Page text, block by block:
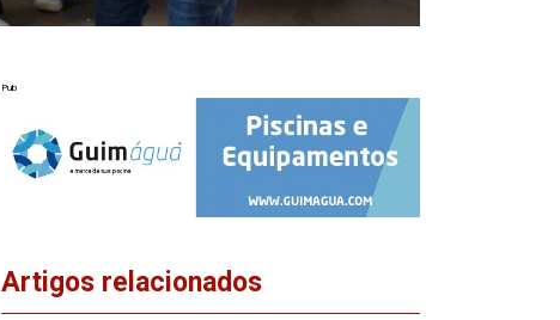
Pub
Artigos relacionados